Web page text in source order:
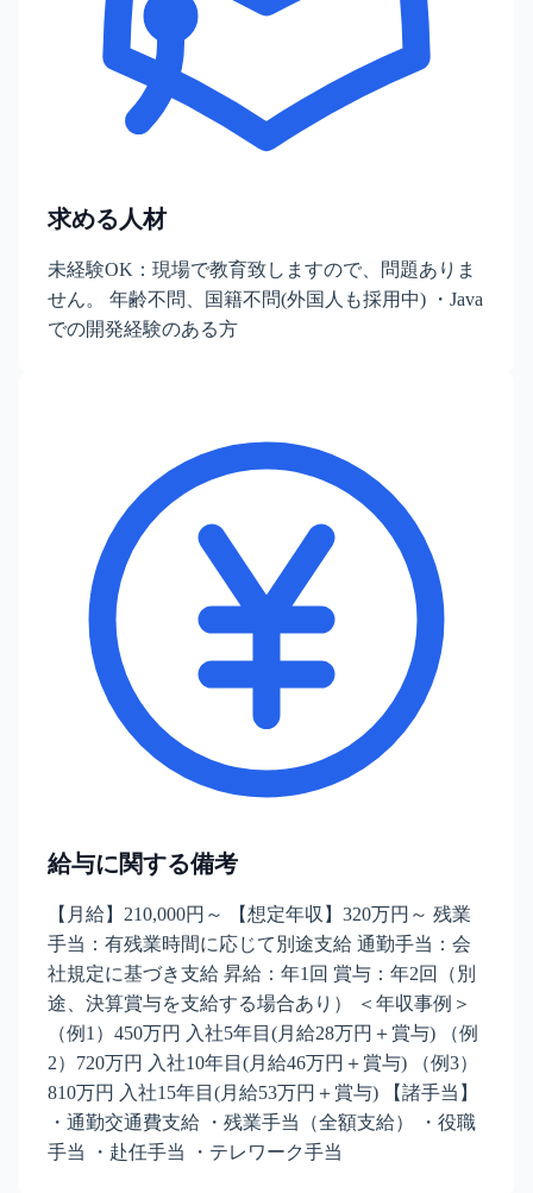
求める人材
未経験OK：現場で教育致しますので、問題ありま
せん。 年齢不問、国籍不問(外国人も採用中) ・Java
での開発経験のある方
給与に関する備考
【月給】210,000円～ 【想定年収】320万円～ 残業
手当：有残業時間に応じて別途支給 通勤手当：会
社規定に基づき支給 昇給：年1回 賞与：年2回（別
途、決算賞与を支給する場合あり） ＜年収事例＞
（例1）450万円 入社5年目(月給28万円＋賞与) （例
2）720万円 入社10年目(月給46万円＋賞与) （例3）
810万円 入社15年目(月給53万円＋賞与) 【諸手当】
・通勤交通費支給 ・残業手当（全額支給） ・役職
手当 ・赴任手当 ・テレワーク手当